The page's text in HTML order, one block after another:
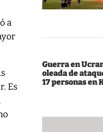
Guerra en
oleada de
17 personas en
a
Es